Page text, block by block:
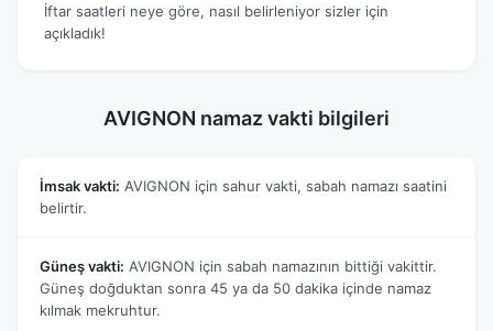
İftar saatleri neye göre, nasıl belirleniyor sizler için
açıkladık!
AVIGNON namaz vakti bilgileri
İmsak vakti: AVIGNON için sahur vakti, sabah namazı saatini
belirtir.
Güneş vakti: AVIGNON için sabah namazının bittiği vakittir.
Güneş doğduktan sonra 45 ya da 50 dakika içinde namaz
kılmak mekruhtur.